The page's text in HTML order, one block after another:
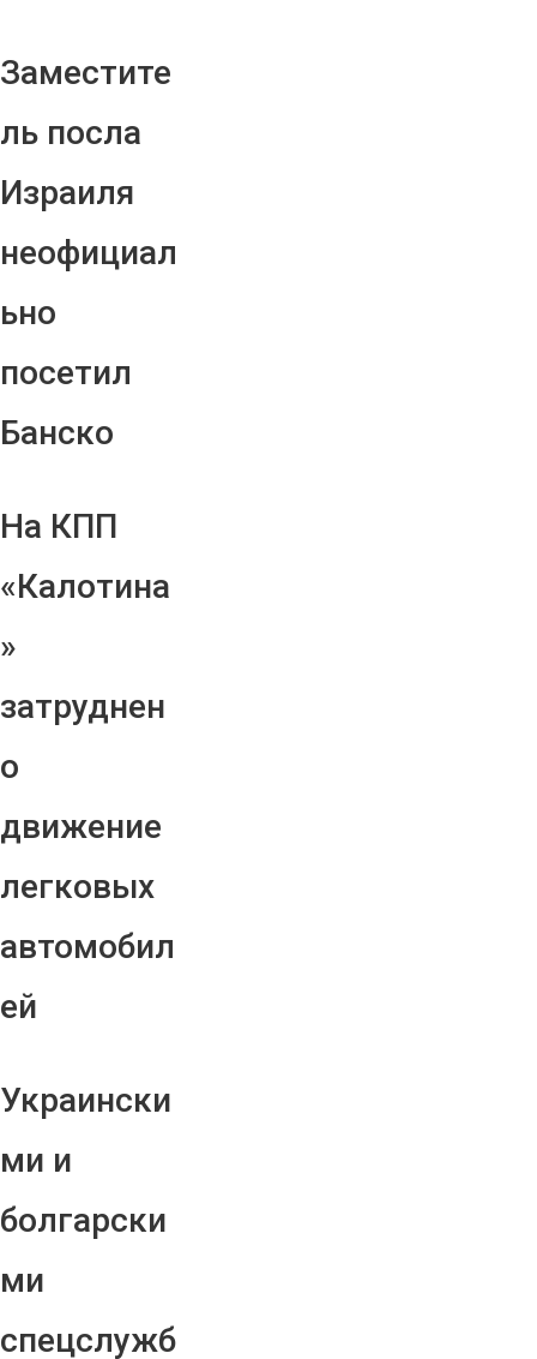
Заместите
ль посла
Израиля
неофициал
ьно
посетил
Банско
На КПП
«Калотина
»
затруднен
о
движение
легковых
автомобил
ей
Украински
ми и
болгарски
ми
спецслужб